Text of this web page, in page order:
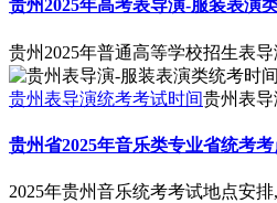
贵州2025年高考表导演-服装表演
贵州2025年普通高等学校招生表
贵州表导演统考考试时间贵州表
贵州省2025年音乐类专业省统考
2025年贵州音乐统考考试地点安